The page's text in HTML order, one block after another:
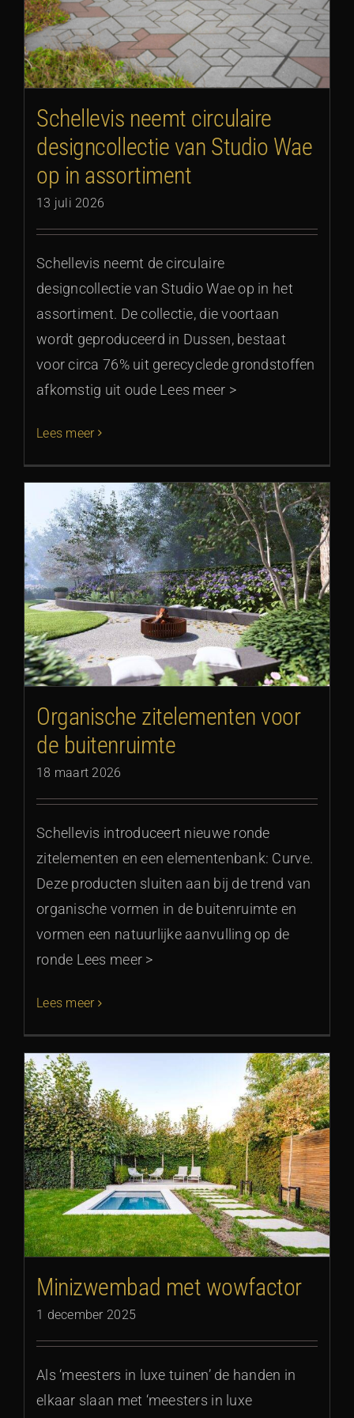
Schellevis neemt circulaire
designcollectie van Studio Wae
op in assortiment
13 juli 2026
Schellevis neemt de circulaire
designcollectie van Studio Wae op in het
assortiment. De collectie, die voortaan
wordt geproduceerd in Dussen, bestaat
voor circa 76% uit gerecyclede grondstoffen
afkomstig uit oude Lees meer >
Lees meer
Organische zitelementen voor
de buitenruimte
18 maart 2026
Schellevis introduceert nieuwe ronde
zitelementen en een elementenbank: Curve.
Deze producten sluiten aan bij de trend van
organische vormen in de buitenruimte en
vormen een natuurlijke aanvulling op de
ronde Lees meer >
Lees meer
Minizwembad met wowfactor
1 december 2025
Als ‘meesters in luxe tuinen’ de handen in
elkaar slaan met ‘meesters in luxe